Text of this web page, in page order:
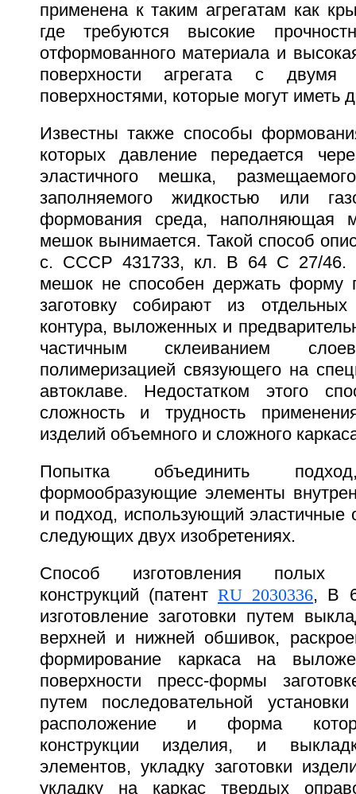
применена к таким агрегатам как
где требуются высокие
отформованного материала и
поверхности агрегата с двумя
поверхностями, которые могут иметь
Известны также способы
которых давление передается
эластичного мешка,
заполняемого жидкостью или
формования среда, наполняющая
мешок вынимается. Такой способ
с. СССР 431733, кл. В 64 С 27/46.
мешок не способен держать форму
заготовку собирают из отдельных
контура, выложенных и
частичным склеиванием
полимеризацией связующего на
автоклаве. Недостатком этого
сложность и трудность
изделий объемного и сложного
Попытка объединить
формообразующие элементы
и подход, использующий эластичные
следующих двух изобретениях.
Способ изготовления полых
конструкций (патент RU 2030336, B
изготовление заготовки путем
верхней и нижней обшивок,
формирование каркаса на
поверхности пресс-формы
путем последовательной
расположение и форма
конструкции изделия, и
элементов, укладку заготовки
укладку на каркас твердых